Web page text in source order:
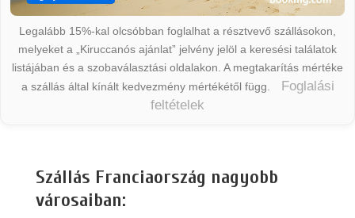
Legalább 15%-kal olcsóbban foglalhat a résztvevő szállásokon,
melyeket a „Kiruccanós ajánlat” jelvény jelöl a keresési találatok
listájában és a szobaválasztási oldalakon. A megtakarítás mértéke
a szállás által kínált kedvezmény mértékétől függ.
Foglalási
feltételek
Szállás Franciaország nagyobb
városaiban: